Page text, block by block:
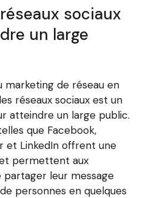
sociaux
un large
marketing de réseau en
réseaux sociaux est un
atteindre un large public.
que Facebook,
et LinkedIn offrent une
permettent aux
leur message
personnes en quelques